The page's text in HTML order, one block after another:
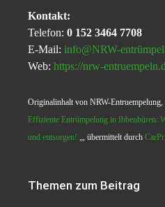
Kontakt:
Telefon: 0 152 3464 7708
E-Mail: info@NRW-
Web: https://nrw-
Originalinhalt von NRW-
Effiziente Entrümpelung in Ibbenbüren:
und entsorgen! „, übermittelt durch
Themen zum Beitrag